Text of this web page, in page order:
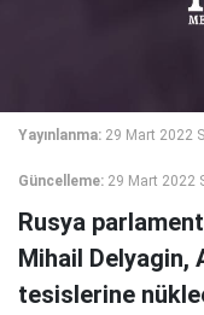
Yayınlanma: 29 Mart 2022
Güncelleme: 29 Mart 2022
Rusya
Mihail Delyagin,
tesislerine